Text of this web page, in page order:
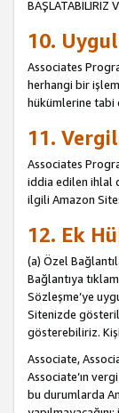
BAŞLATABİLİRİZ
10.
Associates
herhangi bir
hükümlerine tabi
11.
Associates
iddia edilen ihlal
ilgili Amazon
12. Ek
(a) Özel
Bağlantıya
Sözleşme’ye
Sitenizde
gösterebiliriz.
Associate,
Associate’ın
bu durumlarda